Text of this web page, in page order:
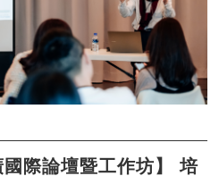
國際論壇暨工作坊】 培